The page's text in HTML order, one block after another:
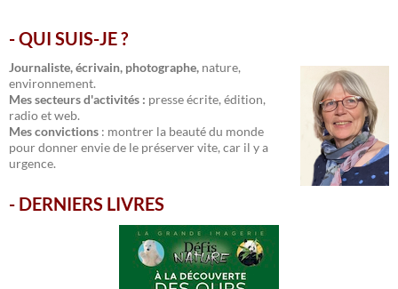
- QUI SUIS-JE ?
Journaliste, écrivain, photographe, nature,
environnement.
Mes secteurs d'activités : presse écrite, édition,
radio et web.
Mes convictions : montrer la beauté du monde
pour donner envie de le préserver vite, car il y a
urgence.
- DERNIERS LIVRES